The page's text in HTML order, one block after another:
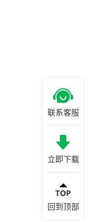
联系客服
立即下载
回到顶部